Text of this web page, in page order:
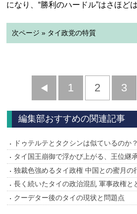
になり、“勝利のハードル”はさほど
次ページ » タイ政党の特質
前
へ
1 2 3
編集部おすすめの関連記事
ドゥテルテとタクシンは似ているのか
タイ国王崩御で浮かび上がる、王位継
独裁色強めるタイ政権 中国との蜜月の
長く続いたタイの政治混乱 軍事政権と
クーデター後のタイの現状と問題点